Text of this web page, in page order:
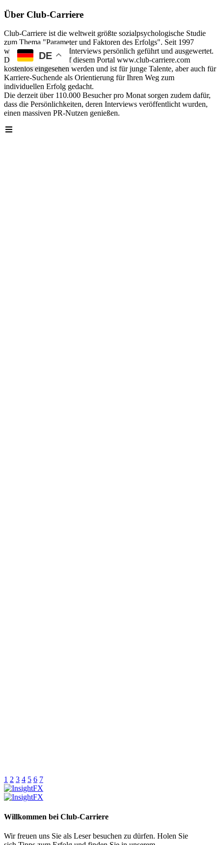
DE
Über Club-Carriere
Club-Carriere ist die weltweit größte sozialpsychologische Studie
zum Thema "Parameter und Faktoren des Erfolgs". Seit 1997
wurden über 40.000 Interviews persönlich geführt und ausgewertet.
Die Analyse kann auf diesem Portal www.club-carriere.com
kostenlos eingesehen werden und ist für junge Talente, aber auch für
Karriere-Suchende als Orientierung für Ihren Weg zum
individuellen Erfolg gedacht.
Die derzeit über 110.000 Besucher pro Monat sorgen zudem dafür,
dass die Persönlichkeiten, deren Interviews veröffentlicht wurden,
einen massiven PR-Nutzen genießen.
1 2 3 4 5 6 7
Willkommen bei Club-Carriere
Wir freuen uns Sie als Leser besuchen zu dürfen. Holen Sie